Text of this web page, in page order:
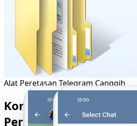
Alat Peretasan Telegram Canggih
Kompatibel dengan
Perangkat, Sistem